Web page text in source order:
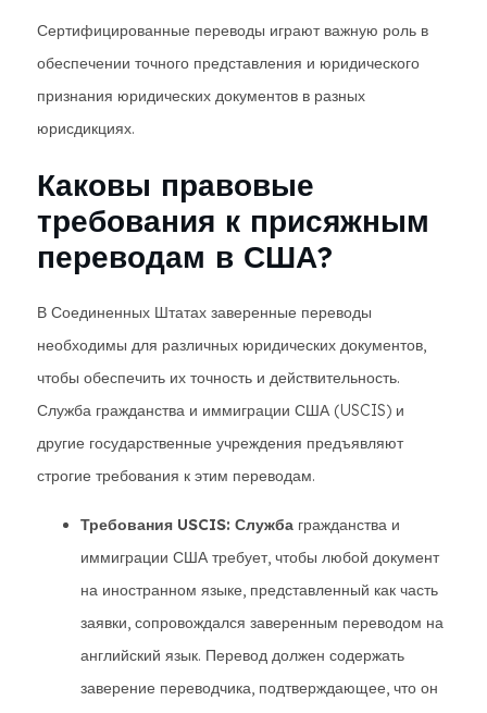
Сертифицированные переводы играют важную роль в
обеспечении точного представления и юридического
признания юридических документов в разных
юрисдикциях.
Каковы правовые
требования к присяжным
переводам в США?
В Соединенных Штатах заверенные переводы
необходимы для различных юридических документов,
чтобы обеспечить их точность и действительность.
Служба гражданства и иммиграции США (USCIS) и
другие государственные учреждения предъявляют
строгие требования к этим переводам.
Требования USCIS: Служба гражданства и
иммиграции США требует, чтобы любой документ
на иностранном языке, представленный как часть
заявки, сопровождался заверенным переводом на
английский язык. Перевод должен содержать
заверение переводчика, подтверждающее, что он